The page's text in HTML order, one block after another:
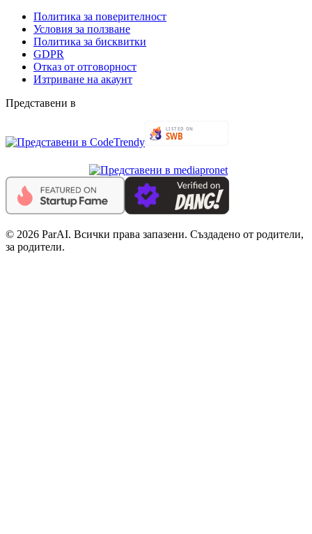
Политика за поверителност
Условия за ползване
Политика за бисквитки
GDPR
Отказ от отговорност
Изтриване на акаунт
Представени в
© 2026 ParAI. Всички права запазени. Създадено от родители,
за родители.